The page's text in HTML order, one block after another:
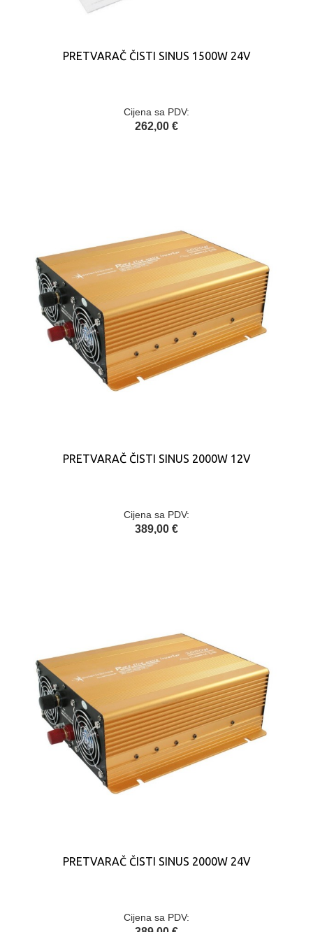
PRETVARAČ ČISTI SINUS 1500W 24V
Cijena sa PDV:
262,00 €
PRETVARAČ ČISTI SINUS 2000W 12V
Cijena sa PDV:
389,00 €
PRETVARAČ ČISTI SINUS 2000W 24V
Cijena sa PDV: